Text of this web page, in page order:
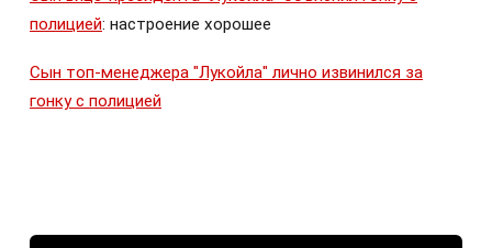
полицией: настроение хорошее
Сын топ-менеджера "Лукойла" лично извинился за
гонку с полицией